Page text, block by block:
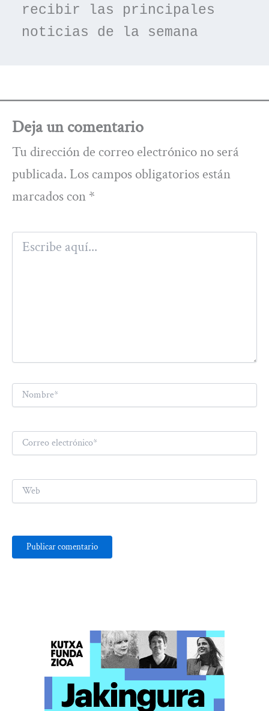
recibir las principales
noticias de la semana
Deja un comentario
Tu dirección de correo electrónico no será
publicada. Los campos obligatorios están
marcados con *
Escribe
aquí...
Nombre*
Correo
electrónico*
Web